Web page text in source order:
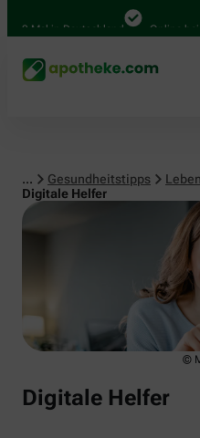
Mal in Deutschland Online bei
... Gesundheitstipps
Digitale Helfer
Lebensqualität & Prävention
©
Digitale Helfer